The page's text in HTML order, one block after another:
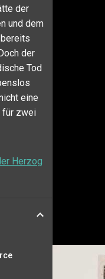
der
und dem
der
Tod
eine
für zwei
Herzog